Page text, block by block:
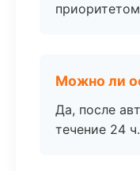
Можно ли
Да, после
течение 24 ч.